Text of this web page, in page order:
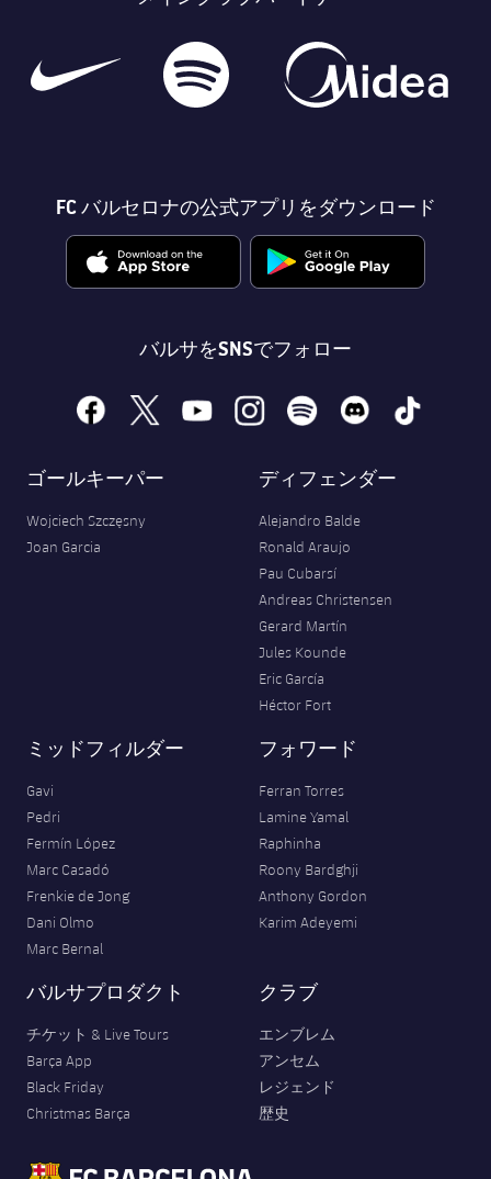
FC バルセロナの公式アプリをダウンロード
バルサをSNSでフォロー
facebook
x youtubeinstagramspotify discord tiktok
ゴールキーパー
Wojciech Szczęsny
Joan Garcia
ディフェンダー
Alejandro Balde
Ronald Araujo
Pau Cubarsí
Andreas Christensen
Gerard Martín
Jules Kounde
Eric García
Héctor Fort
ミッドフィルダー
Gavi
Pedri
Fermín López
Marc Casadó
Frenkie de Jong
Dani Olmo
Marc Bernal
フォワード
Ferran Torres
Lamine Yamal
Raphinha
Roony Bardghji
Anthony Gordon
Karim Adeyemi
バルサプロダクト
チケット & Live Tours
Barça App
Black Friday
Christmas Barça
クラブ
エンブレム
アンセム
レジェンド
歴史